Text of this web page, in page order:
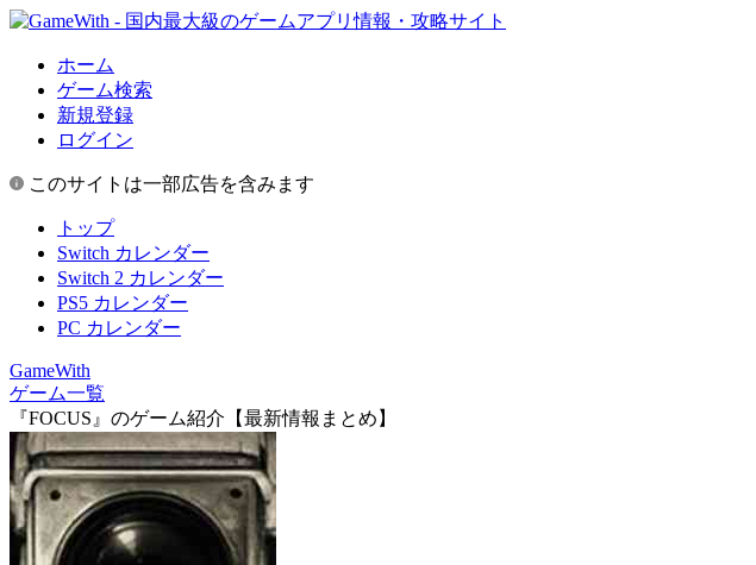
ホーム
ゲーム検索
新規登録
ログイン
このサイトは一部広告を含みます
トップ
Switch カレンダー
Switch 2 カレンダー
PS5 カレンダー
PC カレンダー
GameWith
ゲーム一覧
『FOCUS』のゲーム紹介【最新情報まとめ】